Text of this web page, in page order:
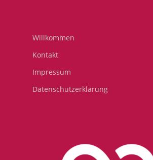
Willkommen
Kontakt
Impressum
Datenschutzerklärung